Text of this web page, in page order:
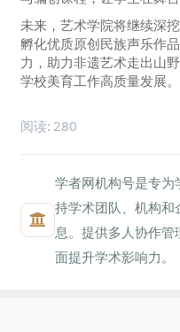
未来，艺术学院将继续深
孵化优质原创民族声乐作
力，助力非遗艺术走出山
学校美育工作高质量发展。
阅读: 280
学者网机构号是专为
持学术团队、机构
息。提供多人协作
面提升学术影响力。